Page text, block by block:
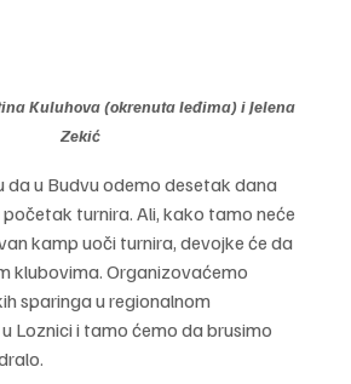
Kuluhova (okrenuta leđima) i Jelena
Zekić
da u Budvu odemo desetak dana
početak turnira. Ali, kako tamo neće
kamp uoči turnira, devojke će da
klubovima. Organizovaćemo
sparinga u regionalnom
Loznici i tamo ćemo da brusimo